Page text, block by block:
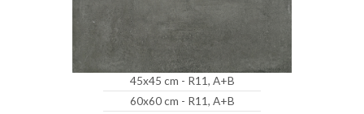
45x45 cm - R11, A+B
60x60 cm - R11, A+B